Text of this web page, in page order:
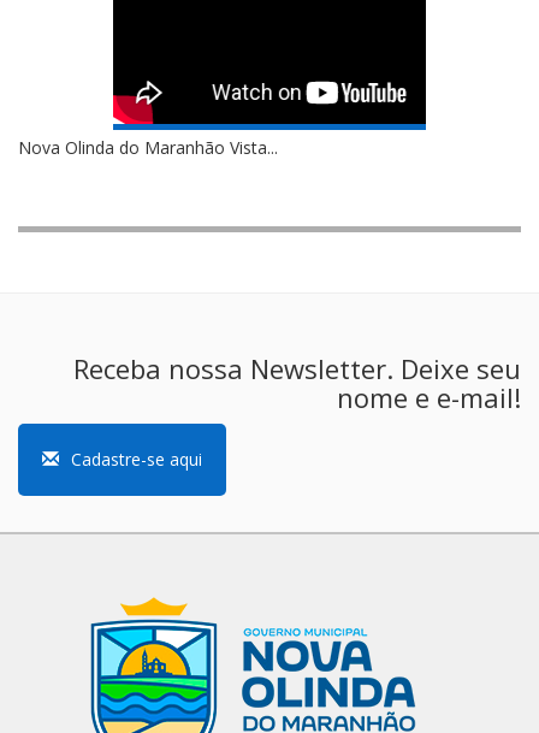
Nova Olinda do Maranhão Vista...
Receba nossa Newsletter. Deixe seu
nome e e-mail!
Cadastre-se aqui